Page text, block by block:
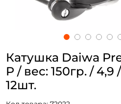
Катушка Daiwa
P / вес: 150гр. /
12шт.